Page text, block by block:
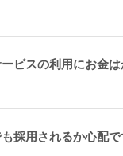
ビスの利用にお金
採用されるか心配で